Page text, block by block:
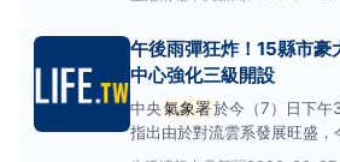
發布陸上強風特報，針對南部
出的民眾必須提高警覺，防
響。3縣市陸
午後雨彈狂炸！15縣市
中心強化三級開設
中央氣象署於今（7）日下午
指出由於對流雲系發展旺盛，
山區可能出現局部大雨或豪雨。